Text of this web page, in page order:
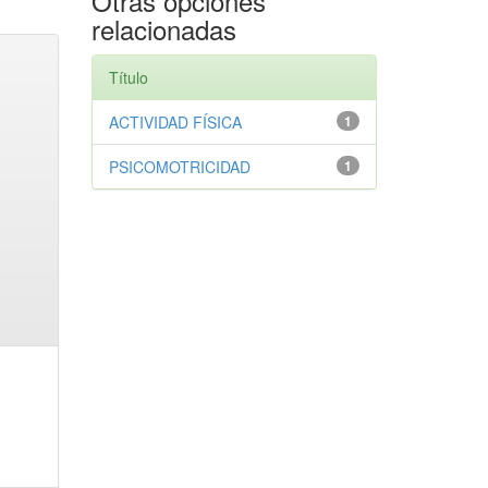
relacionadas
Título
1
ACTIVIDAD FÍSICA
1
PSICOMOTRICIDAD